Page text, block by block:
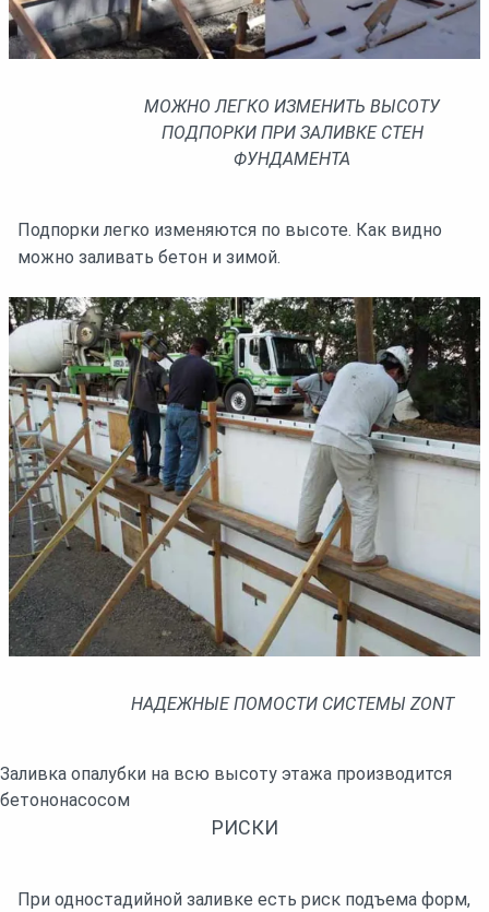
МОЖНО ЛЕГКО ИЗМЕНИТЬ ВЫСОТУ
ПОДПОРКИ ПРИ ЗАЛИВКЕ СТЕН
ФУНДАМЕНТА
Подпорки легко изменяются по высоте. Как видно
можно заливать бетон и зимой.
НАДЕЖНЫЕ ПОМОСТИ СИСТЕМЫ ZONT
Заливка опалубки на всю высоту этажа производится
бетононасосом
РИСКИ
При одностадийной заливке есть риск подъема форм,